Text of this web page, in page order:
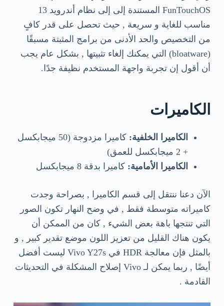
FunTouchOS المستندة إلى إلى نظام أندرويد 13
مناسب للغاية و سريعة , حيث تحصل على قدر كافٍ
من التخصيص والحد الأدنى من برامج المثبتة مسبقًا
(bloatware) التي يمكنك إلغاء تثبيتها , بشكل عام يجب
أن أقول إن تجربة واجهة المستخدم نظيفة جدًا.
الكاميرات
الكاميرا الخلفية:
كاميرا مزدوجة (50 ميجابكسل
+ 2 ميجابكسل للعمق)
الكاميرا الأمامية: كاميرا بدقة 8 ميجابكسل
الآن دعنا ننتقل إلى قسم الكاميرا , بصراحة وجدت
كاميراته متوسطة فقط , في وضح النهار تكون الصور
التي تنتجها باهة بعض الشيء , كان من الممكن أن
يكون هناك القليل من تعزيز اللون موضع تقدير كبير , و
بالمثل فإن معالجة HDR في Vivo Y27s ليست أفضل
أيضًا , ربما يمكن لـ Vivo إصلاح المشكلة في التحديثات
القادمة .